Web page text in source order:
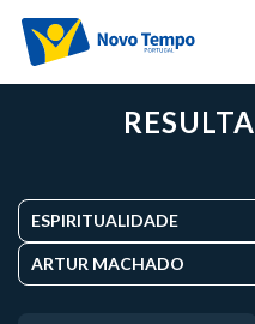
ESPIRITUALIDADE
ARTUR MACHADO